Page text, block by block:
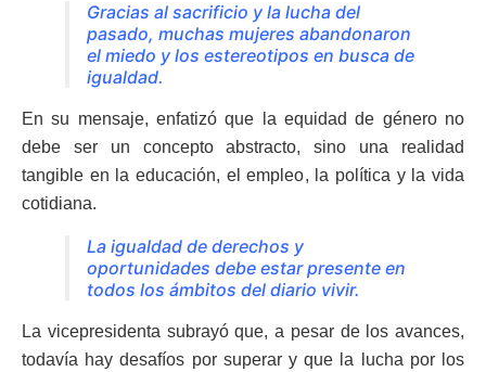
Gracias al sacrificio y la lucha del
pasado, muchas mujeres abandonaron
el miedo y los estereotipos en busca de
igualdad.
En su mensaje, enfatizó que la equidad de género no
debe ser un concepto abstracto, sino una realidad
tangible en la educación, el empleo, la política y la vida
cotidiana.
La igualdad de derechos y
oportunidades debe estar presente en
todos los ámbitos del diario vivir.
La vicepresidenta subrayó que, a pesar de los avances,
todavía hay desafíos por superar y que la lucha por los